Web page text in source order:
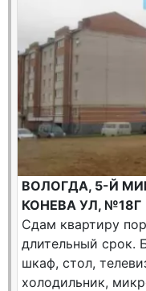
ВОЛОГДА, 5-Й
КОНЕВА УЛ, №18Г
Сдам квартиру
длительный срок.
шкаф, стол,
холодильник,